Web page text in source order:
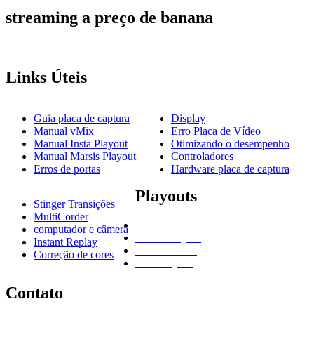
streaming a preço de banana
Links Úteis
Guia placa de captura
Manual vMix
Manual Insta Playout
Manual Marsis Playout
Erros de portas
Display
Erro Placa de Vídeo
Otimizando o desempenho
Controladores
Hardware placa de captura
Stinger Transições
MultiCorder
computador e câmera
Instant Replay
Correção de cores
Playouts
Contato